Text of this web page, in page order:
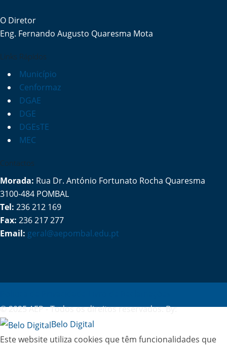
O Diretor
Eng. Fernando Augusto Quaresma Mota
Links Rápidos
Município
Cenformaz
DGAE
DGE
DGEsTE
MEC
Contactos
Morada: Rua Dr. António Fortunato Rocha Quaresma
3100-484 POMBAL
Tel: 236 212 169
Fax: 236 217 277
Email: geral@aepombal.edu.pt
© 2025 AEP - Todos os direitos reservados. By:
Belo Digital
Este website utiliza cookies que têm funcionalidades que